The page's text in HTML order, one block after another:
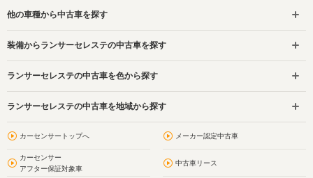
他の車種から中古車を探す
装備からランサーセレステの中古車を探す
ランサーセレステの中古車を色から探す
ランサーセレステの中古車を地域から探す
カーセンサートップへ メーカー認定中古車
カーセンサー
アフター保証対象車
中古車リース